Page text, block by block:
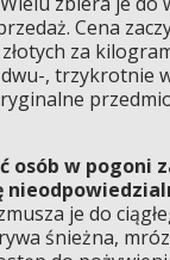
Cena
za
dwu-, trzykrotnie
osób w pogoni
je do
śnieżna,